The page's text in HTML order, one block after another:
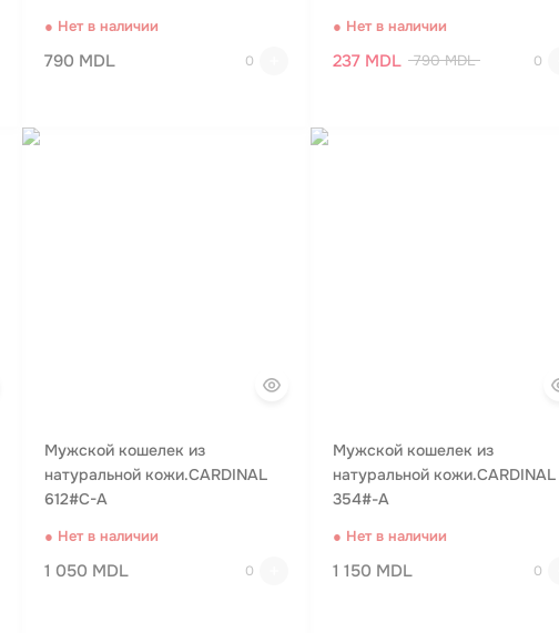
● Нет в наличии
790 MDL 0
● Нет в наличии
237 MDL 790 MDL 0
Мужской кошелек из
натуральной кожи.CARDINAL
612#C-A
● Нет в наличии
1 050 MDL 0
Мужской кошелек из
натуральной кожи.CARDINAL
354#-A
● Нет в наличии
1 150 MDL 0